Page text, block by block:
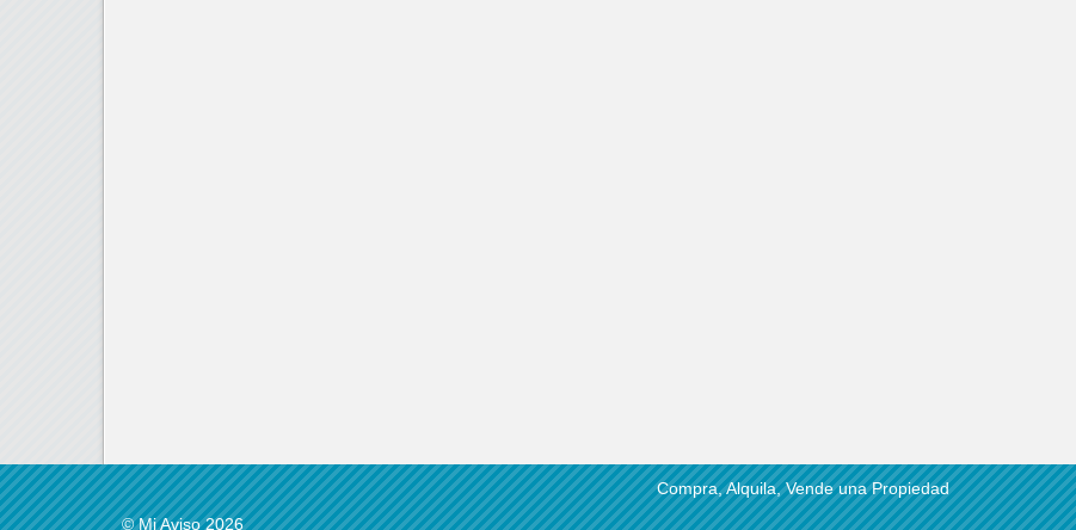
Compra, Alquila, Vende una Propiedad
© Mi Aviso 2026